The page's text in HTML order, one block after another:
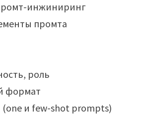
инжиниринг
промта
роль
формат
и few-shot prompts)